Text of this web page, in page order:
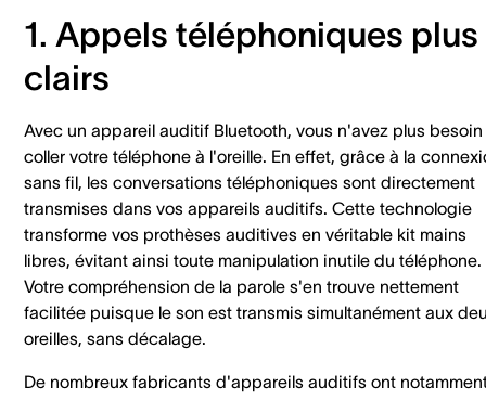
1. Appels téléphoniques plus
clairs
Avec un appareil auditif Bluetooth, vous n'avez plus
coller votre téléphone à l'oreille. En effet, grâce à la
sans fil, les conversations téléphoniques sont directement
transmises dans vos appareils auditifs. Cette technologie
transforme vos prothèses auditives en véritable kit mains
libres, évitant ainsi toute manipulation inutile du téléphone.
Votre compréhension de la parole s'en trouve nettement
facilitée puisque le son est transmis simultanément aux
oreilles, sans décalage.
De nombreux fabricants d'appareils auditifs ont